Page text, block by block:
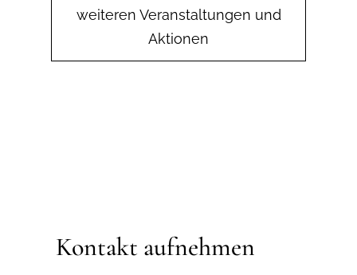
weiteren Veranstaltungen und
Aktionen
Kontakt aufnehmen